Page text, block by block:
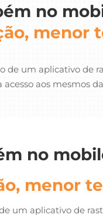
no
menor
de um aplicativo de
aos mesmos
no
menor
um aplicativo de